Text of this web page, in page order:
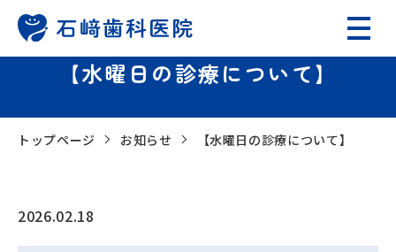
【水曜日の診療について】
トップページ お知らせ 【水曜日の診療について】
2026.02.18